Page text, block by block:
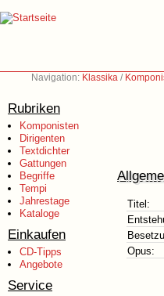
Navigation: Klassika /
Rubriken
Komponisten
Dirigenten
Textdichter
Gattungen
Begriffe
Tempi
Jahrestage
Kataloge
Einkaufen
CD-Tipps
Angebote
Service
Titel:
Opus: